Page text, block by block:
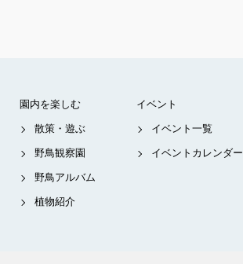
園内を楽しむ
散策・遊ぶ
野鳥観察園
野鳥アルバム
植物紹介
イベント
イベント一覧
イベントカレンダー